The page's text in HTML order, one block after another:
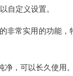
自定义设置。
非常实用的功能
，可以长久使用。